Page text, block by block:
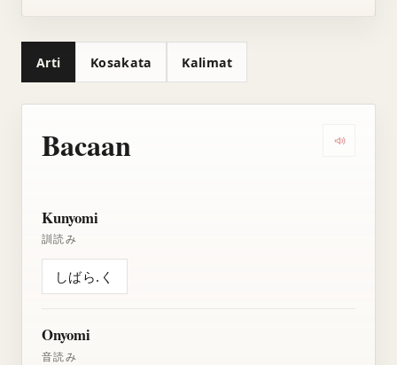
Arti Kosakata Kalimat
Bacaan
Kunyomi
訓読み
しばら.く
Onyomi
音読み